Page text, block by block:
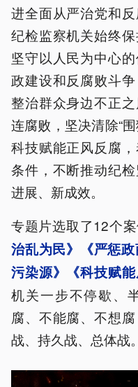
进全面从严治党和
纪检监察机关始终
坚守以人民为中心
政建设和反腐败斗
整治群众身边不正
连腐败，坚决清除“
科技赋能正风反腐
条件，不断推动纪
进展、新成效。
专题片选取了12个
治乱为民》《严惩
污染源》《科技赋能
机关一步不停歇、
腐、不能腐、不想
战、持久战、总体战。